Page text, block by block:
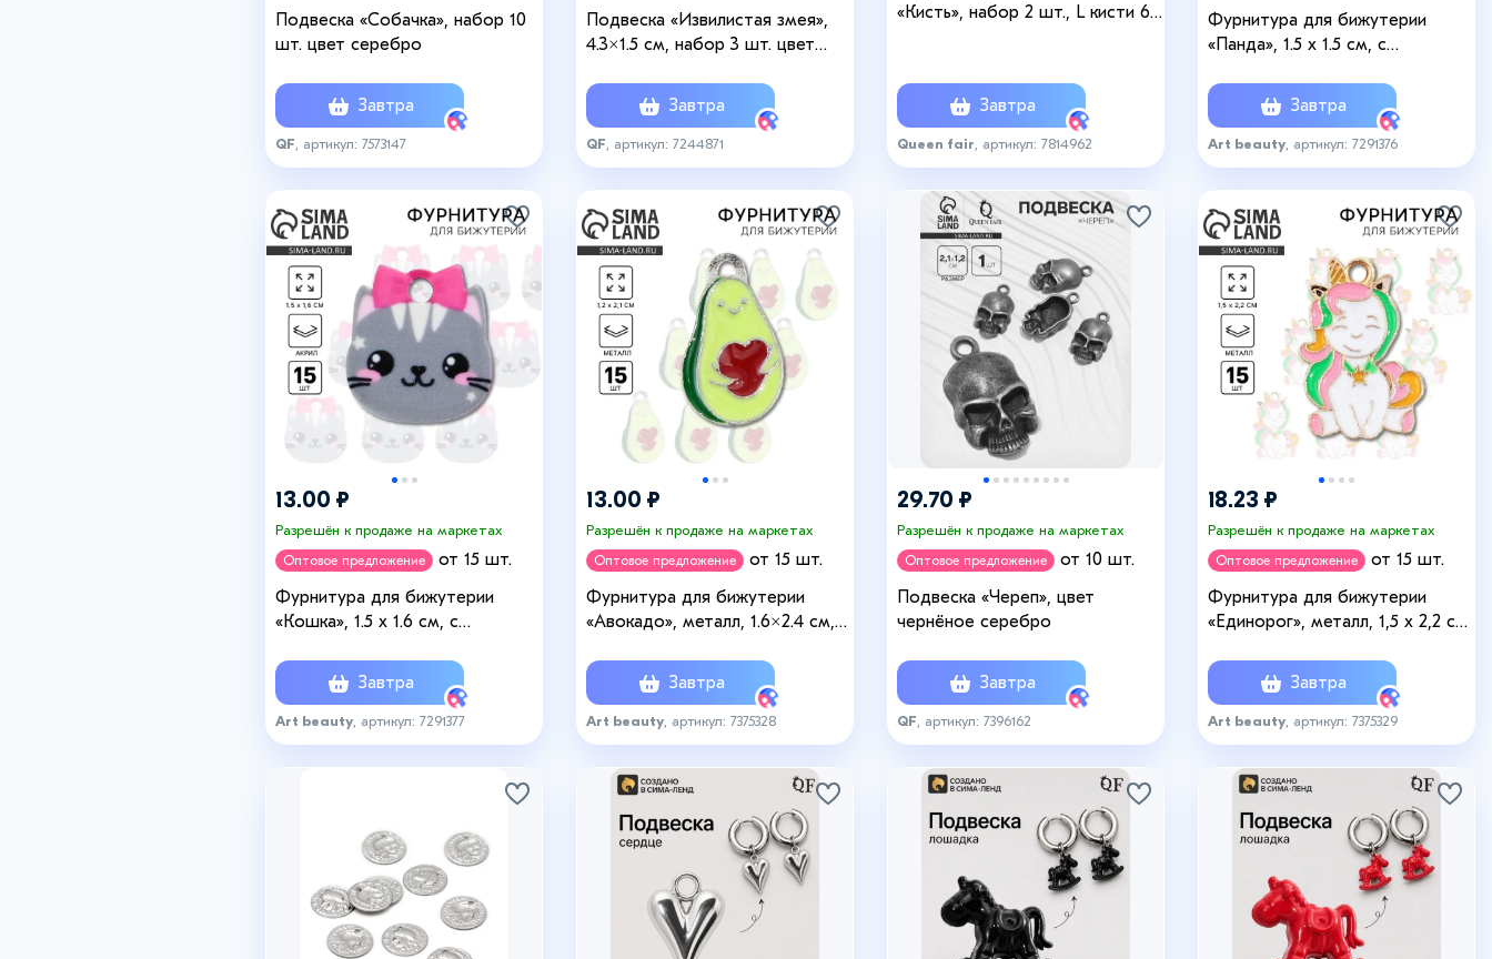
Подвеска «Собачка», набор 10
шт. цвет серебро
Завтра
QF , артикул: 7573147
Подвеска «Извилистая змея»,
4.3×1.5 см, набор 3 шт. цвет
Завтра
QF , артикул: 7244871
«Кисть», набор 2 шт., L кисти 6,5
Завтра
Queen fair , артикул: 7814962
Фурнитура для бижутерии
«Панда», 1.5 х 1.5 см, с
Завтра
Art beauty , артикул: 7291376
13.00 ₽
Разрешён к продаже на маркетах
Оптовое предложение
от 15 шт.
Фурнитура для бижутерии
«Кошка», 1.5 х 1.6 см, с
Завтра
Art beauty , артикул: 7291377
13.00 ₽
Разрешён к продаже на маркетах
Оптовое предложение
от 15 шт.
Фурнитура для бижутерии
«Авокадо», металл, 1.6×2.4 см,
Завтра
Art beauty , артикул: 7375328
29.70 ₽
Разрешён к продаже на маркетах
Оптовое предложение
от 10 шт.
Подвеска «Череп», цвет
чернёное серебро
Завтра
QF , артикул: 7396162
18.23 ₽
Разрешён к продаже на маркетах
Оптовое предложение
от 15 шт.
Фурнитура для бижутерии
«Единорог», металл, 1,5 х 2,2 см,
Завтра
Art beauty , артикул: 7375329